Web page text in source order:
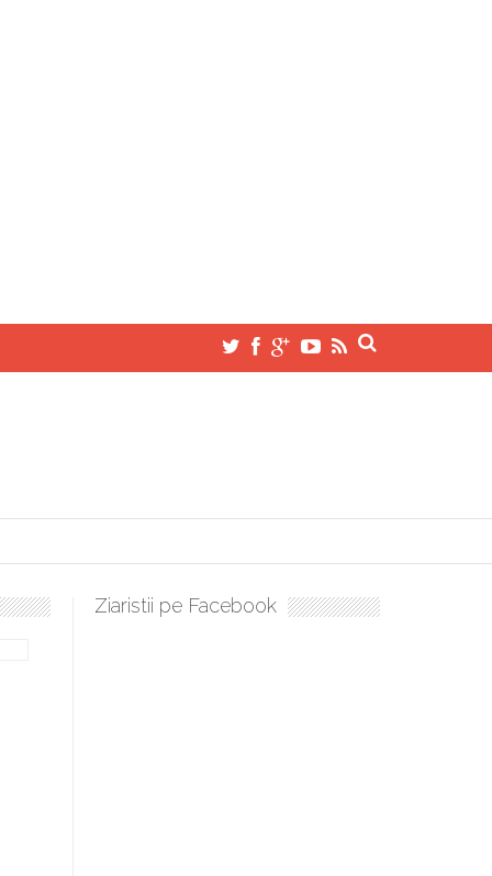
sculați, boieri mari! Sara Nukina are nevoie de ajutorul nostru!
Ziaristii pe Facebook